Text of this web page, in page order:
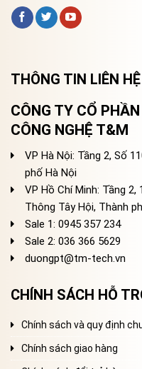
THÔNG TIN LIÊN HỆ
CÔNG TY CỔ
CÔNG NGHỆ T&M
VP Hà Nội: Tầng 2, Số
phố Hà Nội
VP Hồ Chí Minh: Tầng 2,
Thông Tây Hội, Thành
Sale 1: 0945 357 234
Sale 2: 036 366 5629
duongpt@tm-tech.vn
CHÍNH SÁCH HỖ
Chính sách và quy định
Chính sách giao hàng